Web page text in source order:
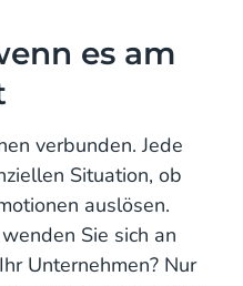
es am
verbunden. Jede
Situation, ob
auslösen.
Sie sich an
Unternehmen? Nur